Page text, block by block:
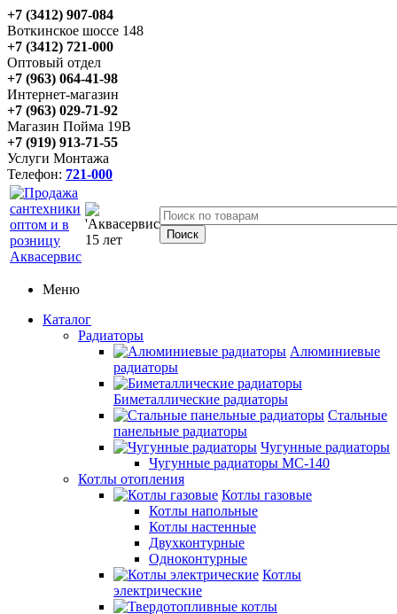
+7 (3412) 907-084
Воткинское шоссе 148
+7 (3412) 721-000
Оптовый отдел
+7 (963) 064-41-98
Интернет-магазин
+7 (963) 029-71-92
Магазин Пойма 19В
+7 (919) 913-71-55
Услуги Монтажа
Телефон: 721-000
Меню
Каталог
Радиаторы
Алюминиевые
радиаторы
Биметаллические радиаторы
Стальные
панельные радиаторы
Чугунные радиаторы
Чугунные радиаторы МС-140
Котлы отопления
Котлы газовые
Котлы напольные
Котлы настенные
Двухконтурные
Одноконтурные
Котлы
электрические